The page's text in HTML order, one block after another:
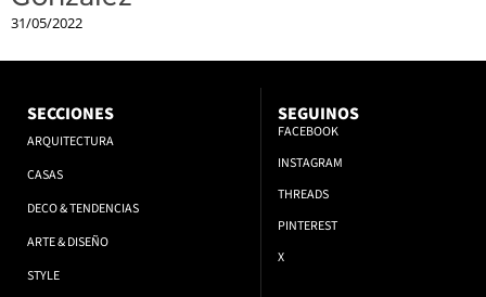
31/05/2022
SECCIONES
ARQUITECTURA
CASAS
DECO & TENDENCIAS
ARTE & DISEÑO
STYLE
SEGUINOS
FACEBOOK
INSTAGRAM
THREADS
PINTEREST
X